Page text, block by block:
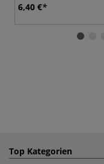
6,40 €
Top Kategorien